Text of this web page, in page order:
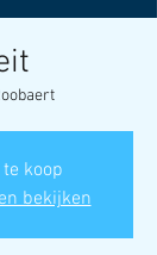
koop
bekijken